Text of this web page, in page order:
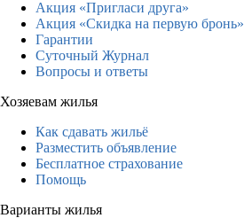
Акция «Пригласи друга»
Акция «Скидка на первую бронь»
Гарантии
Суточный Журнал
Вопросы и ответы
Хозяевам жилья
Как сдавать жильё
Разместить объявление
Бесплатное страхование
Помощь
Варианты жилья